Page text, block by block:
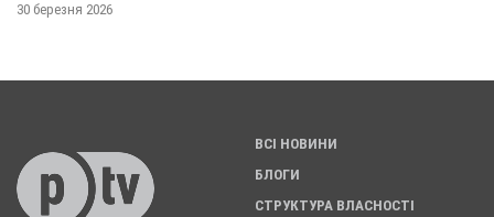
30 березня 2026
ВСІ НОВИНИ
БЛОГИ
СТРУКТУРА ВЛАСНОСТІ